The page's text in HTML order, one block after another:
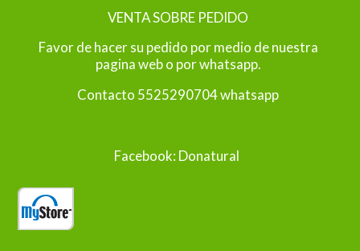
VENTA SOBRE PEDIDO
Favor de hacer su pedido por medio de nuestra
pagina web o por whatsapp.
Contacto 5525290704 whatsapp
Facebook: Donatural